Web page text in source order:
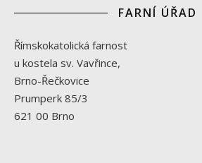
FARNÍ ÚŘAD
Římskokatolická farnost
u kostela sv. Vavřince,
Brno-Řečkovice
Prumperk 85/3
621 00 Brno